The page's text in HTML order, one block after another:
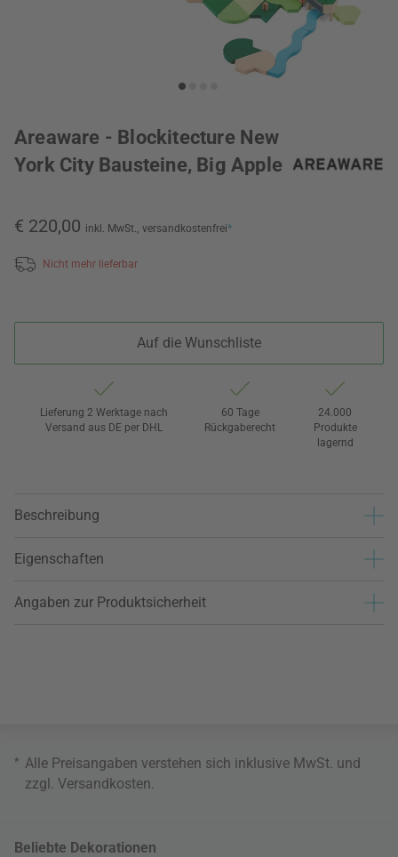
Areaware - Blockitecture New
York City Bausteine, Big Apple
€ 220,00 inkl. MwSt., versandkostenfrei*
Nicht mehr lieferbar
Auf die Wunschliste
Lieferung 2 Werktage nach
Versand aus DE per DHL
60 Tage
Rückgaberecht
24.000
Produkte
lagernd
Beschreibung
Eigenschaften
Angaben zur Produktsicherheit
* Alle Preisangaben verstehen sich inklusive MwSt. und
zzgl. Versandkosten
Beliebte Dekorationen